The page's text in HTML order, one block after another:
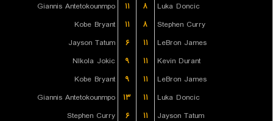
Giannis Antetokounmpo
۱۱ ۸
Luka Doncic
Kobe Bryant
۱۱ ۸
Stephen Curry
Jayson Tatum
۶ ۱۱
LeBron James
NIkola Jokic
۹ ۱۱
Kevin Durant
Kobe Bryant
۹ ۱۱
LeBron James
Giannis Antetokounmpo
۱۳ ۱۱
Luka Doncic
Stephen Curry
۶ ۱۱
Jayson Tatum